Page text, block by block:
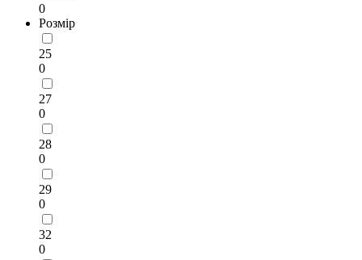
0
Розмір
25
0
27
0
28
0
29
0
32
0